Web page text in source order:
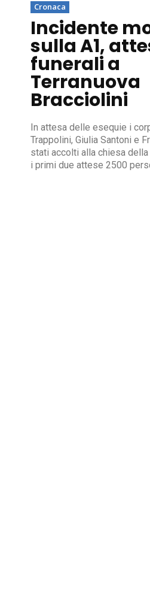
Cronaca
Incidente
sulla A1,
funerali a
Terranuova
Bracciolini
In attesa delle esequie i
Trappolini, Giulia Santoni e
stati accolti alla chiesa
i primi due attese 2500